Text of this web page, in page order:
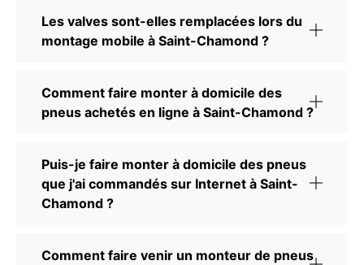
Les valves sont-elles remplacées lors du
montage mobile à Saint-Chamond ?
Comment faire monter à domicile des
pneus achetés en ligne à Saint-Chamond ?
Puis-je faire monter à domicile des pneus
que j'ai commandés sur Internet à Saint-
Chamond ?
Comment faire venir un monteur de pneus